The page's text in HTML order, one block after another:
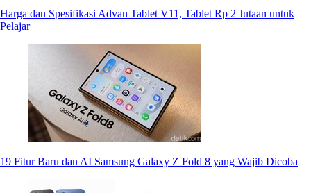
Harga dan Spesifikasi Advan Tablet V11, Tablet Rp 2 Jutaan untuk
Pelajar
19 Fitur Baru dan AI Samsung Galaxy Z Fold 8 yang Wajib Dicoba